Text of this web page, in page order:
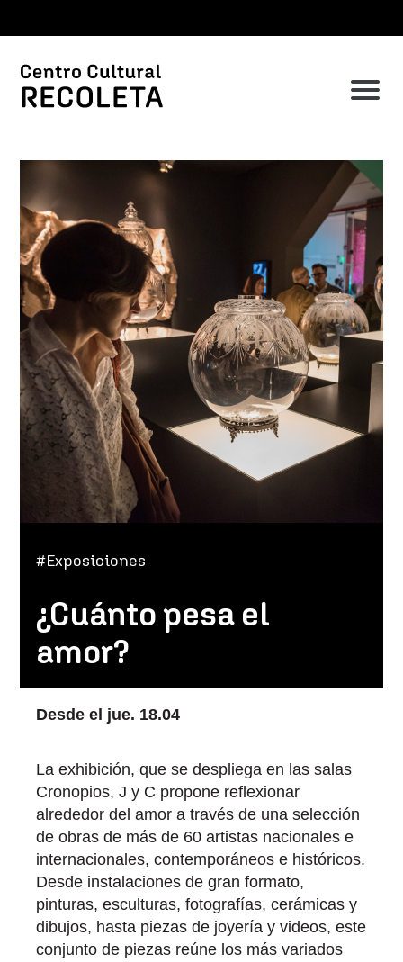
#Exposiciones
¿Cuánto pesa el
amor?
Desde el jue. 18.04
La exhibición, que se despliega en las salas
Cronopios, J y C propone reflexionar
alrededor del amor a través de una selección
de obras de más de 60 artistas nacionales e
internacionales, contemporáneos e históricos.
Desde instalaciones de gran formato,
pinturas, esculturas, fotografías, cerámicas y
dibujos, hasta piezas de joyería y videos, este
conjunto de piezas reúne los más variados